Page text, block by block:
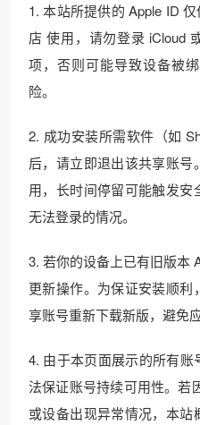
1. 本站所提供的 Apple ID
店 使用，请勿登录 iCloud
项，否则可能导致设备被
险。
2. 成功安装所需软件（如
后，请立即退出该共享账
用，长时间停留可能触发
无法登录的情况。
3. 若你的设备上已有旧版本
更新操作。为保证安装顺
享账号重新下载新版，避免
4. 由于本页面展示的所有
法保证账号持续可用性。若
或设备出现异常情况，本